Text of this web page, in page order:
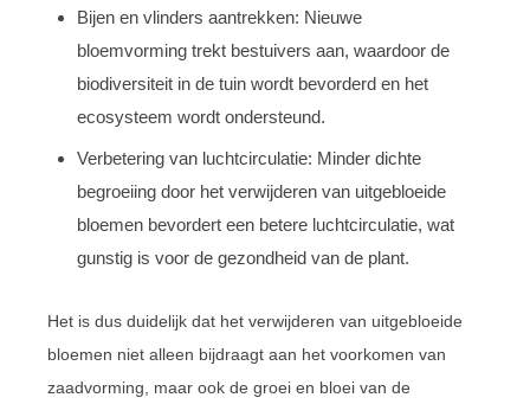
Bijen en vlinders aantrekken: Nieuwe
bloemvorming trekt bestuivers aan, waardoor de
biodiversiteit in de tuin wordt bevorderd en het
ecosysteem wordt ondersteund.
Verbetering van luchtcirculatie: Minder dichte
begroeiing door het verwijderen van uitgebloeide
bloemen bevordert een betere luchtcirculatie, wat
gunstig is voor de gezondheid van de plant.
Het is dus duidelijk dat het verwijderen van uitgebloeide
bloemen niet alleen bijdraagt aan het voorkomen van
zaadvorming, maar ook de groei en bloei van de